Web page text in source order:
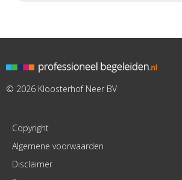
© 2026 Kloosterhof Neer BV
Copyright
Algemene voorwaarden
Disclaimer